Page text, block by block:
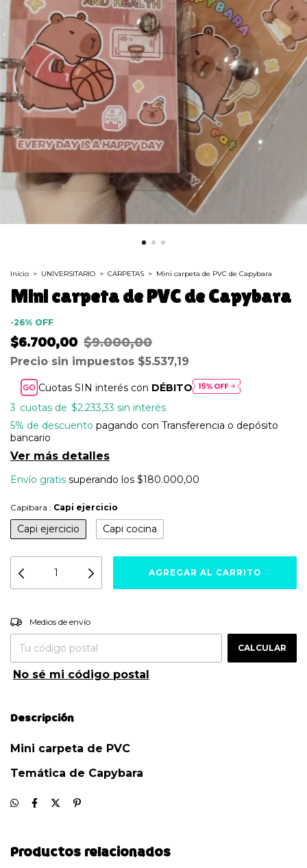
Inicio > UNIVERSITARIO > CARPETAS > Mini carpeta de PVC de Capybara
Mini carpeta de PVC de Capybara
-26% OFF
$6.700,00 $9.000,00
Precio sin impuestos $5.537,19
Cuotas SIN interés con DÉBITO
3
$2.233,33 sin interés
5% de descuento pagando con Transferencia o depósito
bancario
Ver más detalles
Envío gratis superando los $180.000,00
Capibara : Capi ejercicio
Capi ejercicio Capi cocina
Entregas para el CP:
Medios de envío
CALCULAR
No sé mi código postal
Descripción
Mini carpeta de PVC
Temática de Capybara
Productos relacionados